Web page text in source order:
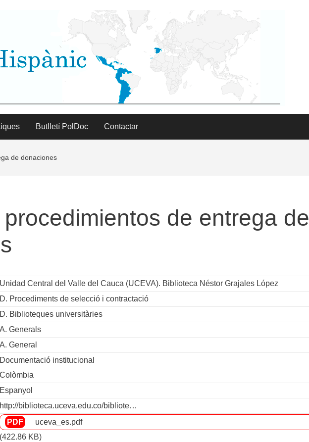
Butlletí PolDoc Contactar
de donaciones
de entrega de
Unidad Central del Valle del Cauca (UCEVA). Biblioteca Néstor Grajales López
D. Procediments de selecció i contractació
D. Biblioteques universitàries
A. Generals
A. General
Documentació institucional
Colòmbia
Espanyol
http://biblioteca.uceva.edu.co/bibliote…
uceva_es.pdf
(422.86 KB)